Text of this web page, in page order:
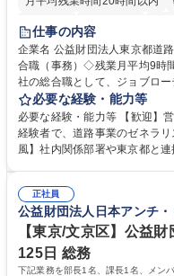
研修あり
退職金あり
駅近5分以内
資格取得手当
仕事の内容
企業名 公益財団法人東京都道路整備保全公社 求
合職（事務）◇残業月平均9時間未満
社の総合職として、ジョブロ
等のフロント部門の部署等幅
制度やキャリア支援が充実しており
管理部門：広報、人事、経理
門：駐車場の新規開拓、管理
道路施設や道路工事現場の見
へ配属。※業務内容変更の範囲：会社の定め
ープ】総合職（事務）◇残業
必要な経験・能力等
必要な経験・能力等 【歓迎】
経験者で、道路事業のゼネラ
風】社内関係部署や東京都と
部門など多岐に渡る業務を経
事業の他、新宿駅西口広場内
イン」の管理運営を行うなど
います。 学歴・資格 学歴：大学院 大学 高専 短大 専修学校 高校 語学力：
資格：
正社員
公益財団法人日本アンチ
【東京/文京区】公益
125日 総務
下記業務を部長1名、課長1名、メン